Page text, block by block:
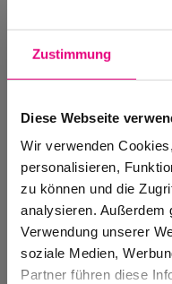
Zustimmung
Diese Webseite
Wir verwenden
personalisieren,
zu können und die
analysieren. Außerdem
Verwendung unserer
soziale Medien,
Partner führen diese
Events Archiv
Vergangene